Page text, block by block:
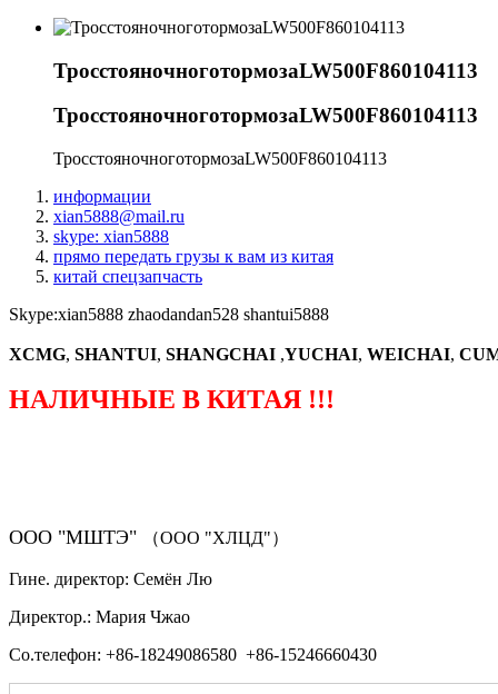
ТросстояночноготормозаLW500F860104113
ТросстояночноготормозаLW500F860104113
ТросстояночноготормозаLW500F860104113
информации
xian5888@mail.ru
skype: xian5888
прямо передать грузы к вам из китая
китай спецзапчасть
Skype:xian5888 zhaodandan528 shantui5888
XCMG, SHANTUI, SHANGCHAI ,YUCHAI, WEICHAI,
НАЛИЧНЫЕ В КИТАЯ !!!
ООО "МШТЭ" （ООО "ХЛЦД"）
Гине. директор: Семён Лю
Директор.: Мария Чжао
Со.телефон: +86-18249086580 +86-15246660430